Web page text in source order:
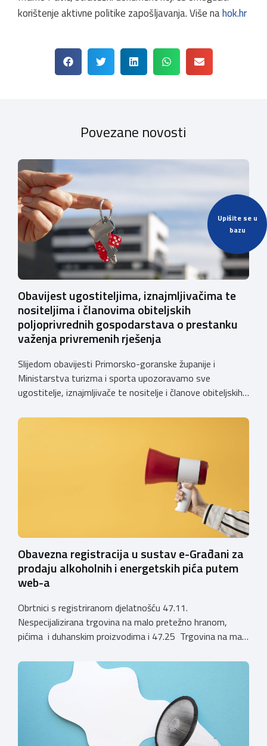
Upišite se u
bazu
korištenje aktivne politike zapošljavanja. Više nahok.hr
Povezane novosti
Obavijest ugostiteljima, iznajmljivačima te
nositeljima i članovima obiteljskih
poljoprivrednih gospodarstava o prestanku
važenja privremenih rješenja
Slijedom obavijesti Primorsko-goranske županije i
Ministarstva turizma i sporta upozoravamo sve
ugostitelje, iznajmljivače te nositelje i članove obiteljskih
privremenih rješenja izdanih sukladno Zakonu o
1. siječnja 2025. godine više ne mogu podnositi novi
zahtjevi za izdavanje privremenih rješenja, dok već izdana
Obavezna registracija u sustav e-Građani za
prodaju alkoholnih i energetskih pića putem
web-a
Obrtnici s registriranom djelatnošću 47.11.
Nespecijalizirana trgovina na malo pretežno hranom,
pićima i duhanskim proizvodima i 47.25 Trgovina na malo
koja sadrže alkohol i energetska pića dužni su uskladiti
svoje poslovne procese i osigurati tehničko rješenje za
vjerodostojnu provjeru punoljetnosti kupca putem
sustava e-Građani ili putem mobilne […]